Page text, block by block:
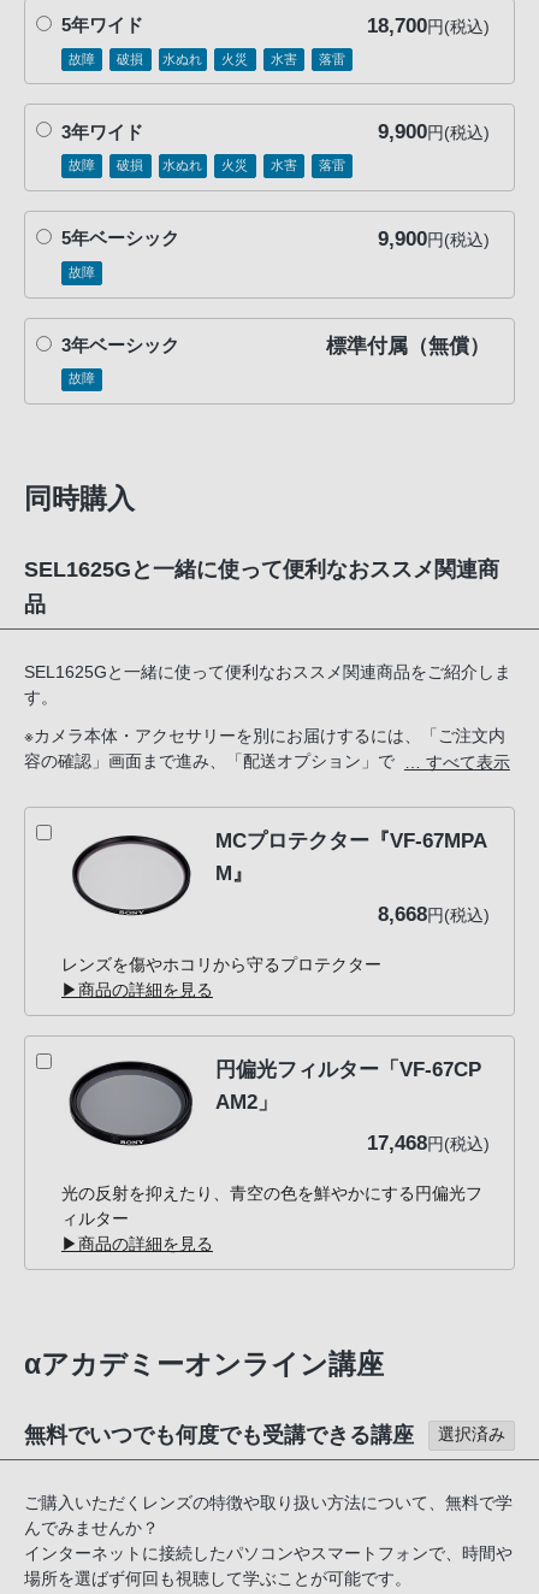
5年ワイド 18,700円(税込)
故障 破損 水ぬれ 火災 水害 落雷
3年ワイド 9,900円(税込)
故障 破損 水ぬれ 火災 水害 落雷
5年ベーシック 9,900円(税込)
故障
3年ベーシック 標準付属（無償）
故障
同時購入
SEL1625Gと一緒に使って便利なおススメ関連商
品
SEL1625Gと一緒に使って便利なおススメ関連商品をご紹介しま
す。
※カメラ本体・アクセサリーを別にお届けするには、「ご注文内
容の確認」画面まで進み、「配送オプション」で「準備ができた
… すべて表示
MCプロテクター『VF-67MPA
M』
8,668円(税込)
レンズを傷やホコリから守るプロテクター
▶商品の詳細を見る
円偏光フィルター「VF-67CP
AM2」
17,468円(税込)
光の反射を抑えたり、青空の色を鮮やかにする円偏光フ
ィルター
▶商品の詳細を見る
αアカデミーオンライン講座
無料でいつでも何度でも受講できる講座 選択済み
ご購入いただくレンズの特徴や取り扱い方法について、無料で学
んでみませんか？
インターネットに接続したパソコンやスマートフォンで、時間や
場所を選ばず何回も視聴して学ぶことが可能です。